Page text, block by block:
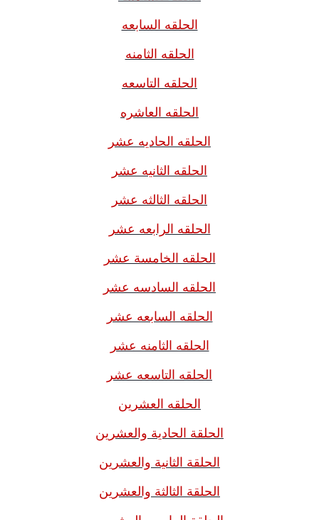
الحلقه السابعه
الحلقه الثامنه
الحلقه التاسعه
الحلقه العاشره
الحلقه الحاديه عشر
الحلقه الثانيه عشر
الحلقه الثالثه عشر
الحلقه الرابعه عشر
الحلقه الخامسة عشر
الحلقه السادسه عشر
الحلقه السابعه عشر
الحلقه الثامنه عشر
الحلقه التاسعه عشر
الحلقه العشرين
الحلقة الحادية والعشرين
الحلقة الثانية والعشرين
الحلقة الثالثة والعشرين